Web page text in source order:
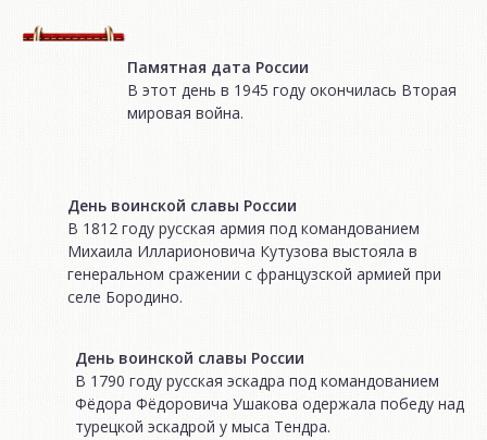
Памятная дата России
В этот день в 1945 году окончилась Вторая
мировая война.
День воинской славы России
В 1812 году русская армия под командованием
Михаила Илларионовича Кутузова выстояла в
генеральном сражении с французской армией при
селе Бородино.
День воинской славы России
В 1790 году русская эскадра под командованием
Фёдора Фёдоровича Ушакова одержала победу над
турецкой эскадрой у мыса Тендра.